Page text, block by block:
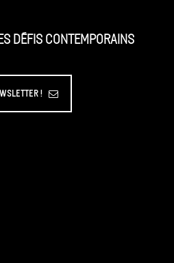
défis contemporains
!